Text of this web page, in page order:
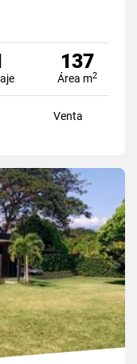
137
Área m2
Venta